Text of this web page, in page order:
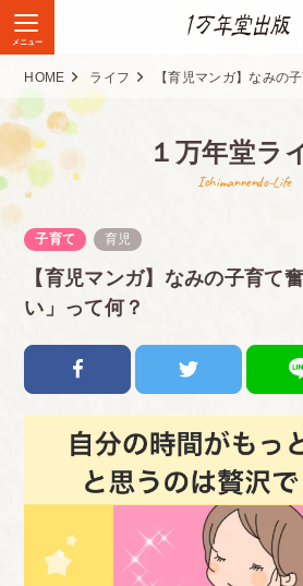
メニュー
HOME ライフ 【育児マンガ】なみの子育て
１万年堂ラ
Ichimannendo-Life
子育て 育児
【育児マンガ】なみの子育て
い」って何？